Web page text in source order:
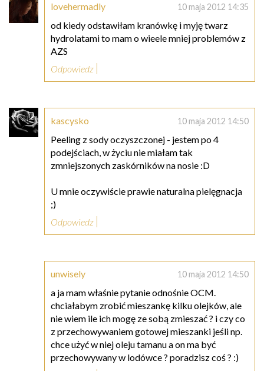
lovehermadly 10 maja 2012 14:35
od kiedy odstawiłam kranówkę i myję twarz
hydrolatami to mam o wieele mniej problemów z
AZS
Odpowiedz
kascysko 10 maja 2012 14:50
Peeling z sody oczyszczonej - jestem po 4
podejściach, w życiu nie miałam tak
zmniejszonych zaskórników na nosie :D
U mnie oczywiście prawie naturalna pielęgnacja
;)
Odpowiedz
unwisely 10 maja 2012 14:50
a ja mam właśnie pytanie odnośnie OCM.
chciałabym zrobić mieszankę kilku olejków, ale
nie wiem ile ich mogę ze sobą zmieszać ? i czy co
z przechowywaniem gotowej mieszanki jeśli np.
chce użyć w niej oleju tamanu a on ma być
przechowywany w lodówce ? poradzisz coś ? :)